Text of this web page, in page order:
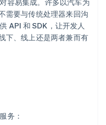
容易集成。许多以汽车为
需要与传统处理器来回沟
API 和 SDK，让开发人
下、线上还是两者兼而有
务：